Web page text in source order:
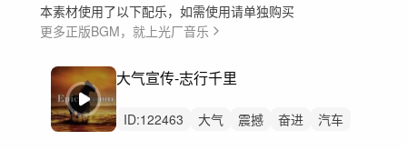
本素材使用了以下配乐，如需使用请单独购买
更多正版BGM，就上光厂音乐
大气宣传-志行千里
ID:122463 大气 震撼 奋进
汽车